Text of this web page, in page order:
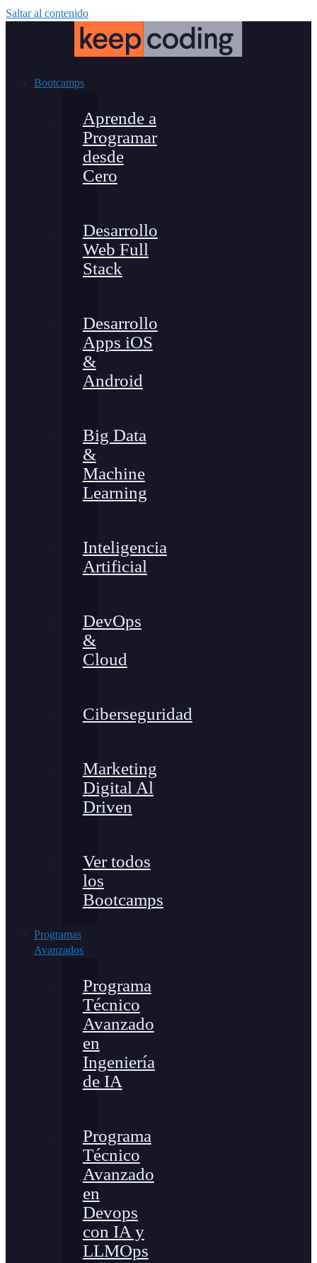
Saltar al contenido
Bootcamps
Aprende a
Programar
desde
Cero
Desarrollo
Web Full
Stack
Desarrollo
Apps iOS
&
Android
Big Data
&
Machine
Learning
Inteligencia
Artificial
DevOps
&
Cloud
Ciberseguridad
Marketing
Digital Al
Driven
Ver todos
los
Bootcamps
Programas
Avanzados
Programa
Técnico
Avanzado
en
Ingeniería
de IA
Programa
Técnico
Avanzado
en
Devops
con IA y
LLMOps